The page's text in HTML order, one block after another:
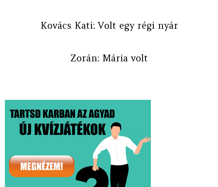
Kovács Kati: Volt egy régi nyár
Zorán: Mária volt